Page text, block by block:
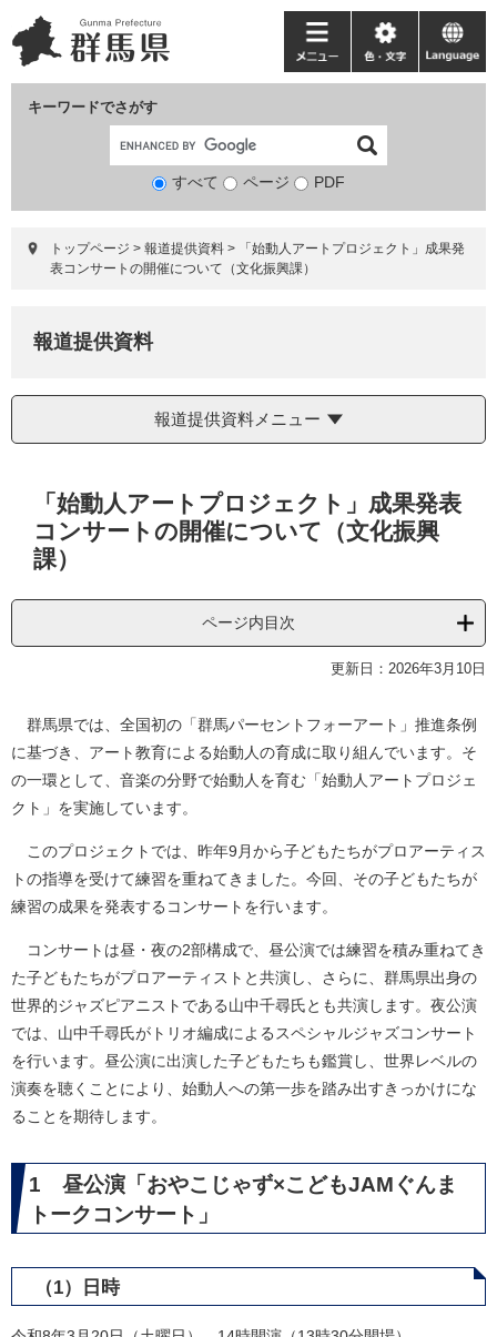
ー
ジ
ニ
ュ
て
キーワードでさがす
検
象
すべて ページ PDF
メ
ニ
ー
色・
文
language
トップページ > 報道提供資料 >
「始動人アートプロジェクト」成果発
表コンサートの開催について（文化振興課）
報道提供資料
報道提供資料メニュー
「始動人アートプロジェクト」成果発表
コンサートの開催について（文化振興
課）
ページ内目次
更新日：2026年3月10日
群馬県では、全国初の「群馬パーセントフォーアート」推進条例
に基づき、アート教育による始動人の育成に取り組んでいます。そ
の一環として、音楽の分野で始動人を育む「始動人アートプロジェ
クト」を実施しています。
このプロジェクトでは、昨年9月から子どもたちがプロアーティス
トの指導を受けて練習を重ねてきました。今回、その子どもたちが
練習の成果を発表するコンサートを行います。
コンサートは昼・夜の2部構成で、昼公演では練習を積み重ねてき
た子どもたちがプロアーティストと共演し、さらに、群馬県出身の
世界的ジャズピアニストである山中千尋氏とも共演します。夜公演
では、山中千尋氏がトリオ編成によるスペシャルジャズコンサート
を行います。昼公演に出演した子どもたちも鑑賞し、世界レベルの
演奏を聴くことにより、始動人への第一歩を踏み出すきっかけにな
ることを期待します。
1 昼公演「おやこじゃず×こどもJAMぐんま
トークコンサート」
（1）日時